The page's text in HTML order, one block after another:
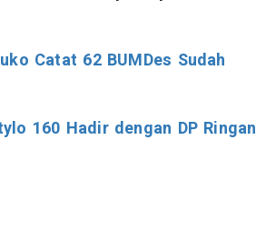
Catat 62 BUMDes Sudah
160 Hadir dengan DP Ringan